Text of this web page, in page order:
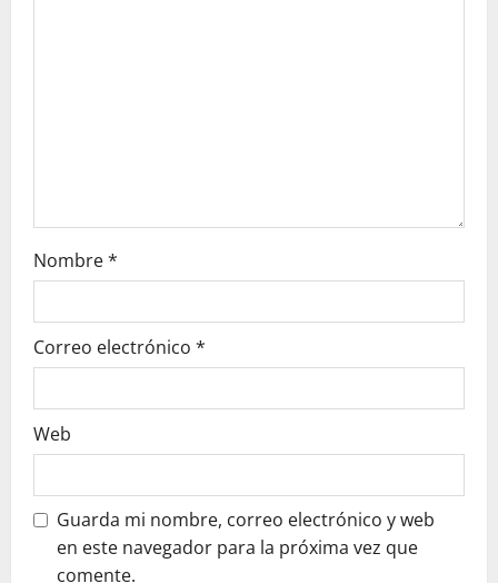
t
a
a
s
Nombre*
Correo electrónico *
Web
Guarda mi nombre, correo electrónico y web
en este navegador para la próxima vez que
comente.